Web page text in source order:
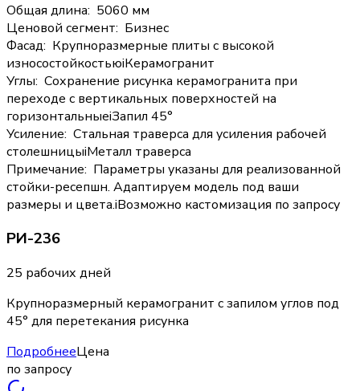
Общая длина: 5060 мм
Ценовой сегмент: Бизнес
Фасад: Крупноразмерные плиты с высокой
износостойкостьюiКерамогранит
Углы: Сохранение рисунка керамогранита при
переходе с вертикальных поверхностей на
горизонтальныеiЗапил 45°
Усиление: Стальная траверса для усиления рабочей
столешницыiМеталл траверса
Примечание: Параметры указаны для реализованной
стойки-ресепшн. Адаптируем модель под ваши
размеры и цвета.iВозможно кастомизация по запросу
РИ-236
25 рабочих дней
Крупноразмерный керамогранит с запилом углов под
45° для перетекания рисунка
ПодробнееЦена
по запросу